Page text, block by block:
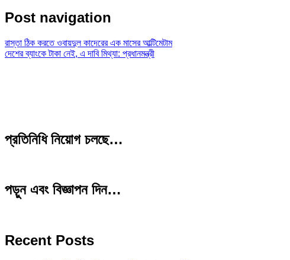
Post navigation
রাস্তা ঠিক করতে ওবায়দুল কাদেরের এক মাসের আল্টিমেটাম
দেশের ব্যাংকে টাকা নেই, এ দাবি মিথ্যা: প্রধানমন্ত্রী
প্রতিনিধি নিয়োগ চলছে…
পড়ুন এবং বিজ্ঞাপন দিন…
Recent Posts